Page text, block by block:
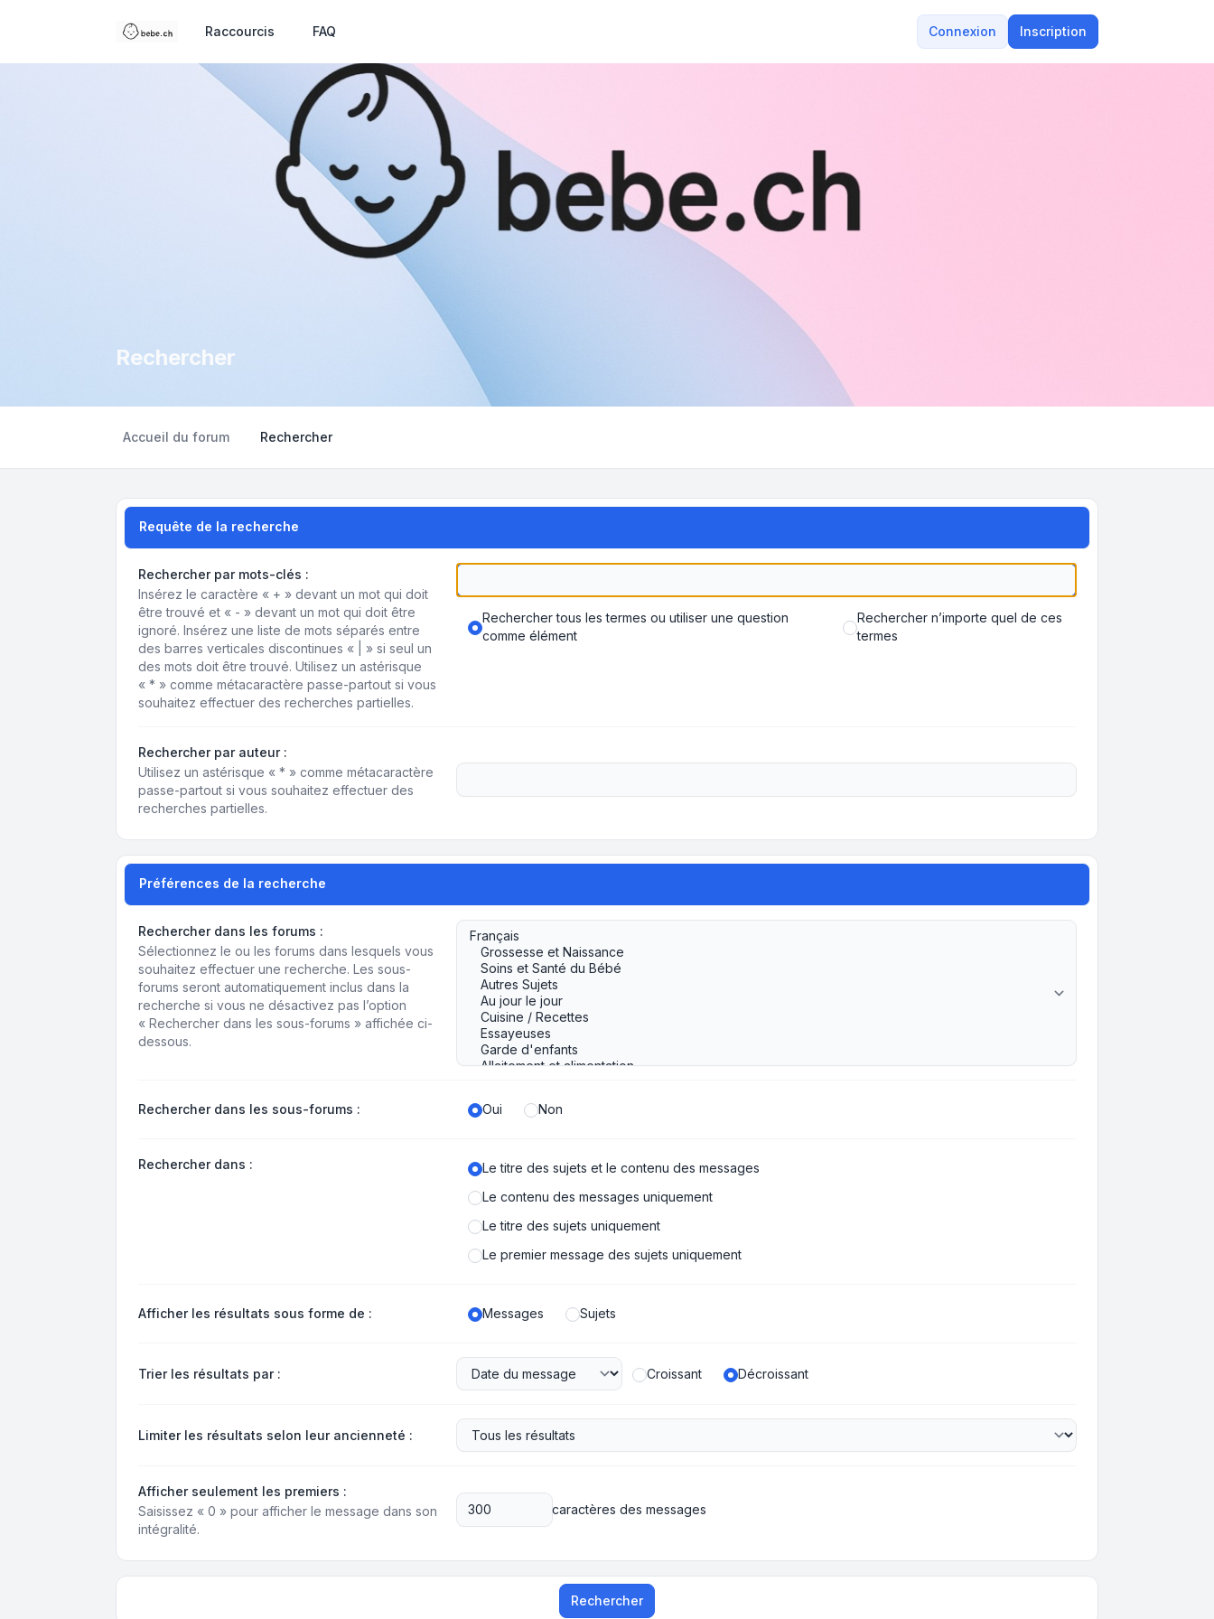
Raccourcis FAQ Connexion Inscription
Rechercher
Accueil du forum Rechercher
Requête de la recherche
Rechercher par mots-clés :
Insérez le caractère « + » devant un mot qui doit
être trouvé et « - » devant un mot qui doit être
ignoré. Insérez une liste de mots séparés entre
des barres verticales discontinues « | » si seul un
des mots doit être trouvé. Utilisez un astérisque
« * » comme métacaractère passe-partout si vous
souhaitez effectuer des recherches partielles.
Rechercher tous les termes ou utiliser une question
comme élément
Rechercher n’importe quel de ces
termes
Rechercher par auteur :
Utilisez un astérisque « * » comme métacaractère
passe-partout si vous souhaitez effectuer des
recherches partielles.
Préférences de la recherche
Rechercher dans les forums :
Sélectionnez le ou les forums dans lesquels vous
souhaitez effectuer une recherche. Les sous-
forums seront automatiquement inclus dans la
recherche si vous ne désactivez pas l’option
« Rechercher dans les sous-forums » affichée ci-
dessous.
Rechercher dans les sous-forums : Oui Non
Rechercher dans :
Le titre des sujets et le contenu des messages
Le contenu des messages uniquement
Le titre des sujets uniquement
Le premier message des sujets uniquement
Afficher les résultats sous forme de : Messages Sujets
Trier les résultats par : Croissant Décroissant
Limiter les résultats selon leur ancienneté :
Afficher seulement les premiers :
Saisissez « 0 » pour afficher le message dans son
intégralité.
caractères des messages
Rechercher